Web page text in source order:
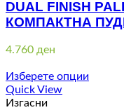
DUAL FINISH
КОМПАКТНА
4.760 ден
Изберете опции
Quick View
Изгасни